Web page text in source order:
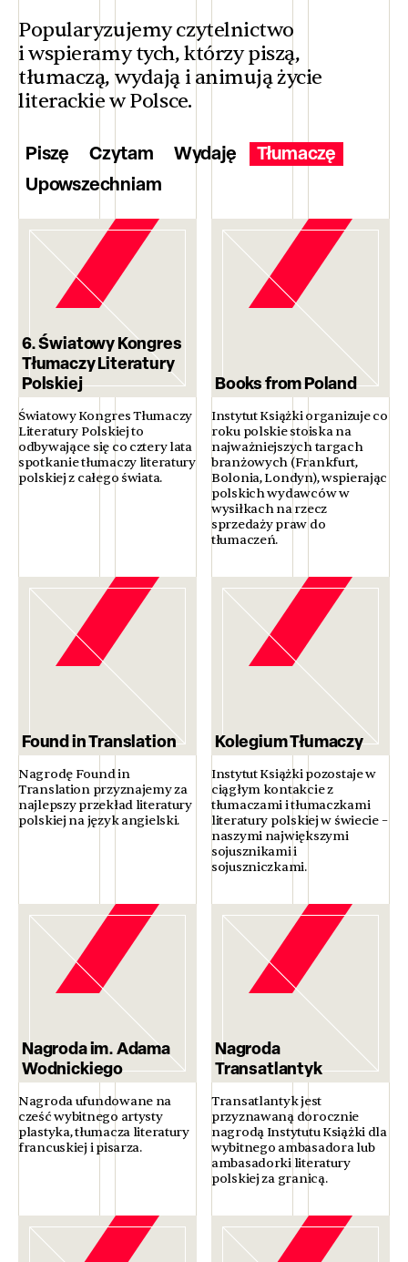
Popularyzujemy czytelnictwo
i wspieramy tych, którzy piszą,
tłumaczą, wydają i animują życie
literackie w Polsce.
Piszę Czytam Wydaję
Tłumaczę
Upowszechniam
6. Światowy Kongres
Tłumaczy Literatury
Polskiej
Światowy Kongres Tłumaczy
Literatury Polskiej to
odbywające się co cztery lata
spotkanie tłumaczy literatury
polskiej z całego świata.
Books from Poland
Instytut Książki organizuje co
roku polskie stoiska na
najważniejszych targach
branżowych (Frankfurt,
Bolonia, Londyn), wspierając
polskich wydawców w
wysiłkach na rzecz
sprzedaży praw do
tłumaczeń.
Found in Translation
Nagrodę Found in
Translation przyznajemy za
najlepszy przekład literatury
polskiej na język angielski.
Kolegium Tłumaczy
Instytut Książki pozostaje w
ciągłym kontakcie z
tłumaczami i tłumaczkami
literatury polskiej w świecie –
naszymi największymi
sojusznikami i
sojuszniczkami.
Nagroda im. Adama
Wodnickiego
Nagroda ufundowane na
cześć wybitnego artysty
plastyka, tłumacza literatury
francuskiej i pisarza.
Nagroda
Transatlantyk
Transatlantyk jest
przyznawaną dorocznie
nagrodą Instytutu Książki dla
wybitnego ambasadora lub
ambasadorki literatury
polskiej za granicą.